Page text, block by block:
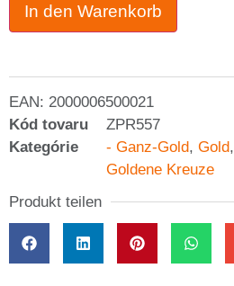
In den Warenkorb
EAN: 2000006500021
Kód tovaru
ZPR557
Kategórie
- Ganz-Gold, Gold,
Goldene Kreuze
Produkt teilen